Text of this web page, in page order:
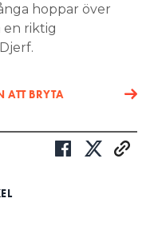
hoppar över
en riktig
ATT BRYTA